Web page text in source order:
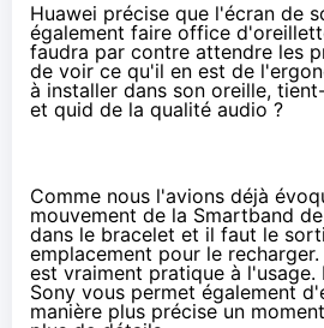
Huawei précise que l'écran de
également faire office
faudra par contre attendre les
de voir ce qu'il en est de
à installer dans son oreille,
et quid de la qualité audio ?
Comme nous l'avions déjà
mouvement de la Smartband
dans le bracelet et il faut le
emplacement pour le
est vraiment pratique à l'usage.
Sony vous permet également
manière plus précise un